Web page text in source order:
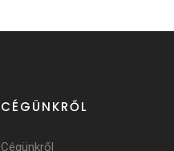
CÉGÜNKRŐL
Cégünkről